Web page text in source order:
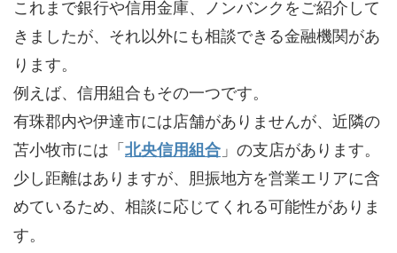
これまで銀行や信用金庫、ノンバンクをご紹介して
きましたが、それ以外にも相談できる金融機関があ
ります。
例えば、信用組合もその一つです。
有珠郡内や伊達市には店舗がありませんが、近隣の
苫小牧市には「 北央信用組合 」の支店があります。
少し距離はありますが、胆振地方を営業エリアに含
めているため、相談に応じてくれる可能性がありま
す。